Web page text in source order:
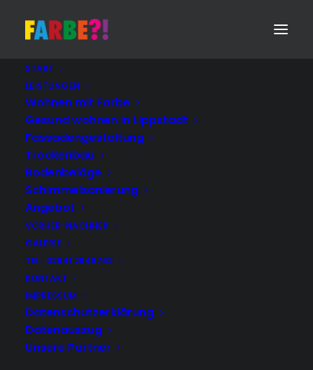
START
LEISTUNGEN
Wohnen mit Farbe
Gesund wohnen in Lippstadt
Fassadengestaltung
Trockenbau
Bodenbeläge
Schimmelsanierung
Angebot
VORHER-NACHHER
GALERIE
TEL.: 02941 2848762
KONTAKT
IMPRESSUM
Datenschutzerklärung
Datenauszug
Unsere Partner